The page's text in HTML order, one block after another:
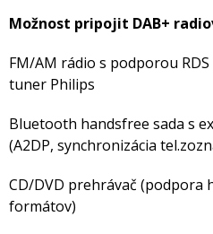
Možnost pripojit DAB+
FM/AM rádio s podporou
tuner Philips
Bluetooth handsfree sada s
(A2DP, synchronizácia
CD/DVD prehrávač (podpora
formátov)